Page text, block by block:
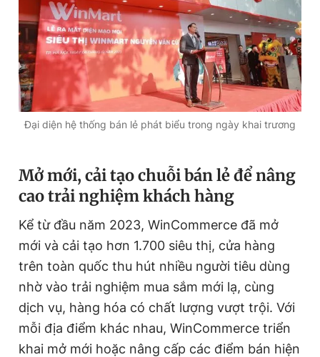
Giấy phép xuất bản số 110/GP - BTTTT cấp ngày 24.3.2020
© 2003-2026 Bản quyền thuộc về Báo Thanh Niên. Cấm sao
chép dưới mọi hình thức nếu không có sự chấp thuận bằng văn
bản. Phát triển bởi ePi Technologies, JSC.
Đại diện hệ thống bán lẻ phát biểu trong ngày khai trương
Mở mới, cải tạo chuỗi bán lẻ để nâng
cao trải nghiệm khách hàng
Kể từ đầu năm 2023, WinCommerce đã mở
mới và cải tạo hơn 1.700 siêu thị, cửa hàng
trên toàn quốc thu hút nhiều người tiêu dùng
nhờ vào trải nghiệm mua sắm mới lạ, cùng
dịch vụ, hàng hóa có chất lượng vượt trội. Với
mỗi địa điểm khác nhau, WinCommerce triển
khai mở mới hoặc nâng cấp các điểm bán hiện